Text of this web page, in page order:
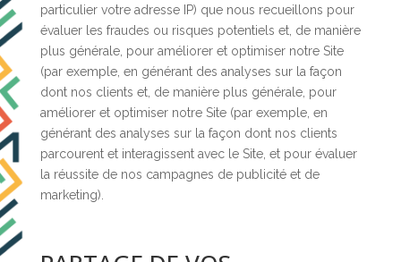
particulier votre adresse IP) que nous recueillons pour
évaluer les fraudes ou risques potentiels et, de manière
plus générale, pour améliorer et optimiser notre Site
(par exemple, en générant des analyses sur la façon
dont nos clients et, de manière plus générale, pour
améliorer et optimiser notre Site (par exemple, en
générant des analyses sur la façon dont nos clients
parcourent et interagissent avec le Site, et pour évaluer
la réussite de nos campagnes de publicité et de
marketing).